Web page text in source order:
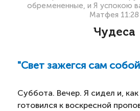
обремененные, и Я успокою
Матфея 11:28
Чудеса
​"Свет зажегся сам
Суббота. Вечер. Я сидел и,
готовился к воскресной